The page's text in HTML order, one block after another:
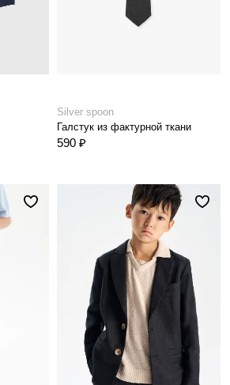
Silver spoon
Галстук из фактурной ткани
590 ₽